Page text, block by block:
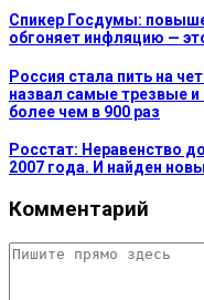
Спикер Госдумы:
обгоняет инфляцию —
Россия стала пить на
назвал самые трезвые
более чем в 900 раз
Росстат: Неравенство
2007 года. И найден
Комментарий